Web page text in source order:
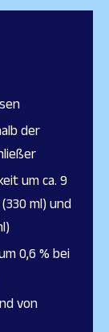
der
um ca. 9
ml) und
0,6 % bei
von